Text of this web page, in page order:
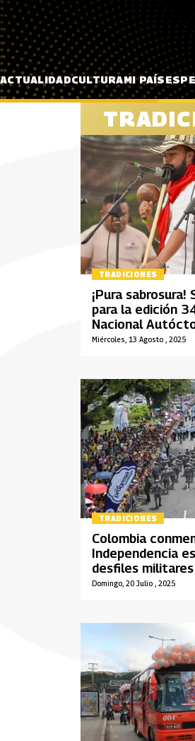
Pasar al contenido principal
ACTUALIDADCULTURAMI PAÍS
TRADICIONES
Miércoles, 13 Agosto , 2025
¡Pura
para la edición
Nacional
TRADICIONES
Domingo, 20 Julio , 2025
Colombia
Independencia
desfiles
estos son los